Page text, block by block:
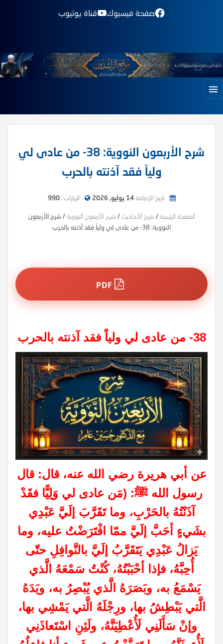
صفحة فيسبوك قناة يوتيوب
شرح الأربعون النووية: 38- من عادى لي
ولياً فقد آذنته بالحرب
تاريخ الإضافة14 يوليو, 2026 الزيارات :990
الصفحة الرئيسة / شرح الأحاديث / شرح الأربعون النووية / شرح الأربعون
النووية: 38- من عادى لي ولياً فقد آذنته بالحرب
38- من عادى لي ولياً فقد آذنته بالحرب
عن أبي هريرة رضي الله عنه، قال: قال
رسول الله ﷺ: (مَن عادى لي وَلِيًّا فقَدْ
آذَنْتُهُ بالحَرْبِ، وما تَقَرَّبَ إلَيَّ عَبْدِي
بشَيءٍ أحَبَّ إلَيَّ ممّا افْتَرَضْتُ عليه، وما
يَزالُ عَبْدِي يَتَقَرَّبُ إلَيَّ بالنَّوافِلِ حتّى
أُحِبَّهُ، فإذا أحْبَبْتُهُ، كُنْتُ سَمْعَهُ الَّذي
يَسْمَعُ به، وبَصَرَهُ الَّذي يُبْصِرُ به، ويَدَهُ
الَّتي يَبْطِشُ بها، ورِجْلَهُ الَّتي يَمْشِي بها،
وإنْ سَأَلَنِي لَأُعْطِيَنَّهُ، ولَئِنِ اسْتَعاذَنِي